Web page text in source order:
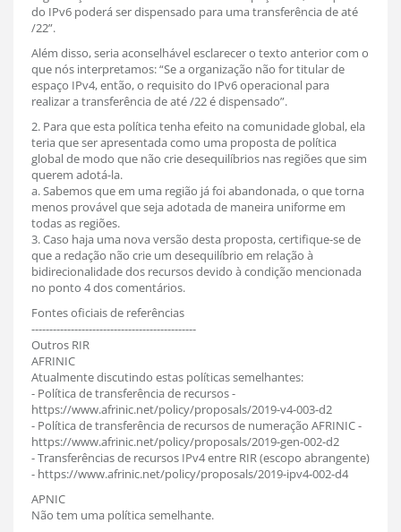
do IPv6 poderá ser dispensado para uma transferência de até
/22”.
Além disso, seria aconselhável esclarecer o texto anterior com o
que nós interpretamos: “Se a organização não for titular de
espaço IPv4, então, o requisito do IPv6 operacional para
realizar a transferência de até /22 é dispensado”.
2. Para que esta política tenha efeito na comunidade global, ela
teria que ser apresentada como uma proposta de política
global de modo que não crie desequilíbrios nas regiões que sim
querem adotá-la.
a. Sabemos que em uma região já foi abandonada, o que torna
menos provável que seja adotada de maneira uniforme em
todas as regiões.
3. Caso haja uma nova versão desta proposta, certifique-se de
que a redação não crie um desequilíbrio em relação à
bidirecionalidade dos recursos devido à condição mencionada
no ponto 4 dos comentários.
Fontes oficiais de referências
----------------------------------------------
Outros RIR
AFRINIC
Atualmente discutindo estas políticas semelhantes:
- Política de transferência de recursos -
https://www.afrinic.net/policy/proposals/2019-v4-003-d2
- Política de transferência de recursos de numeração AFRINIC -
https://www.afrinic.net/policy/proposals/2019-gen-002-d2
- Transferências de recursos IPv4 entre RIR (escopo abrangente)
- https://www.afrinic.net/policy/proposals/2019-ipv4-002-d4
APNIC
Não tem uma política semelhante.